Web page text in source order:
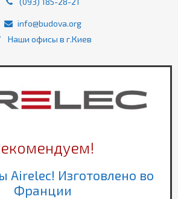
info@budova.org
Наши офисы в г.Киев
Airelec! Изготовлено во
Франции